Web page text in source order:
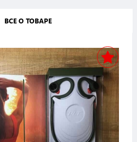
ВСЕ О ТОВАРЕ